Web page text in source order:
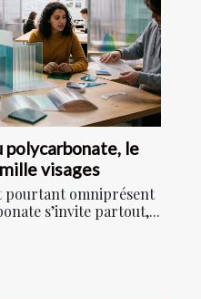
polycarbonate, le
visages
pourtant omniprésent
s’invite partout,...